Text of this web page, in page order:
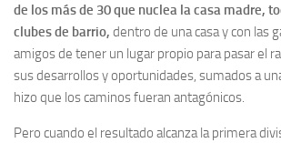
de los más de 30 que nuclea la casa madre,
clubes de barrio, dentro de una casa y con las
amigos de tener un lugar propio para pasar el
sus desarrollos y oportunidades, sumados a
hizo que los caminos fueran antagónicos.
Pero cuando el resultado alcanza la primera